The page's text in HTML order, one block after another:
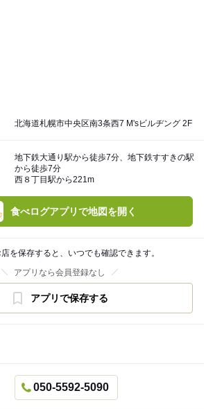
北海道札幌市中央区南3条西7 M'sビルヂング 2F
地下鉄大通り駅から徒歩7分、地下鉄すすきの駅
から徒歩7分
西８丁目駅から221m
食べログアプリで地図を開く
を保存すると、いつでも確認できます。
アプリなら会員登録なし
アプリで保存する
050-5592-5090